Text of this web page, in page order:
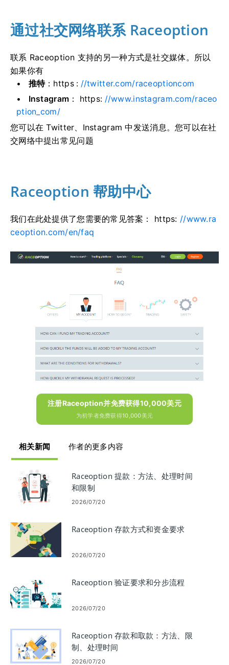
通过社交网络联系 Raceoption
联系 Raceoption 支持的另一种方式是社交媒体。
所以
如果你有
推特：https : //twitter.com/raceoptioncom
Instagram ： https: //www.instagram.com/raceo
ption_com/
您可以在 Twitter、Instagram 中发送消息。您可以在社
交网络中提出常见问题
Raceoption 帮助中心
我们在此处提供了您需要的常见答案： https: //www.ra
ceoption.com/en/faq
注册Raceoption并免费获得10,000美元
为初学者免费获得10,000美元
相关新闻 作者的更多内容
Raceoption 提款：方法、处理时间
和限制
2026/07/20
Raceoption 存款方式和资金要求
2026/07/20
Raceoption 验证要求和分步流程
2026/07/20
Raceoption 存款和取款：方法、限
制、处理时间
2026/07/20